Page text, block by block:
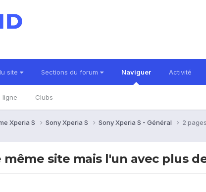
site Sections du forum Naviguer
ligne Clubs
Activité
Xperia S Sony Xperia S Sony Xperia S - Général 2
même site mais l'un avec plus